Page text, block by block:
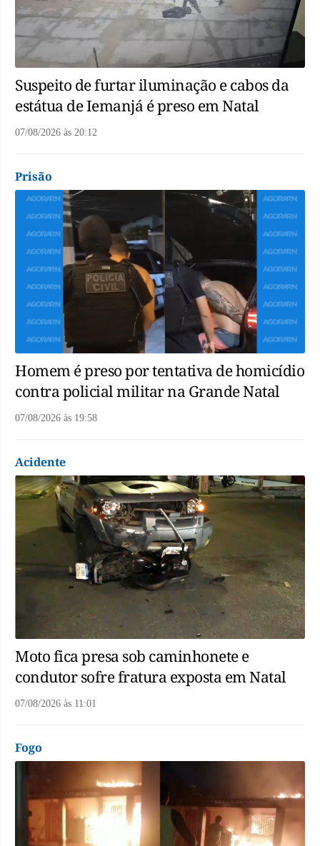
Suspeito de furtar iluminação e cabos da
estátua de Iemanjá é preso em Natal
07/08/2026 às 20:12
Prisão
Homem é preso por tentativa de homicídio
contra policial militar na Grande Natal
07/08/2026 às 19:58
Acidente
Moto fica presa sob caminhonete e
condutor sofre fratura exposta em Natal
07/08/2026 às 11:01
Fogo